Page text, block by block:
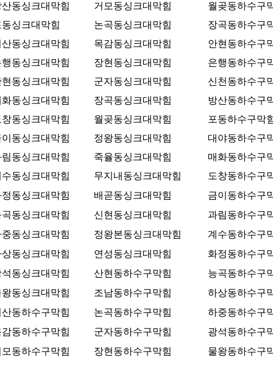
동싱크대막힘
거모동싱크대막힘
월곶동하수구
싱크대막힘
논곡동싱크대막힘
장곡동하수구
동싱크대막힘
목감동싱크대막힘
안현동하수구
동싱크대막힘
장현동싱크대막힘
은행동하수구
동싱크대막힘
군자동싱크대막힘
신천동하수구
동싱크대막힘
장곡동싱크대막힘
방산동하수구
동싱크대막힘
월곶동싱크대막힘
포동하수구막
동싱크대막힘
정왕동싱크대막힘
대야동하수구
동싱크대막힘
죽율동싱크대막힘
매화동하수구
동싱크대막힘
무지내동싱크대막힘
도창동하수구
동싱크대막힘
배곧동싱크대막힘
금이동하수구
동싱크대막힘
신현동싱크대막힘
과림동하수구
동싱크대막힘
정왕본동싱크대막힘
계수동하수구
동싱크대막힘
연성동싱크대막힘
화정동하수구
동싱크대막힘
산현동하수구막힘
능곡동하수구
동싱크대막힘
조남동하수구막힘
하상동하수구
동하수구막힘
논곡동하수구막힘
하중동하수구
동하수구막힘
군자동하수구막힘
광석동하수구
동하수구막힘
장현동하수구막힘 물왕동하수구